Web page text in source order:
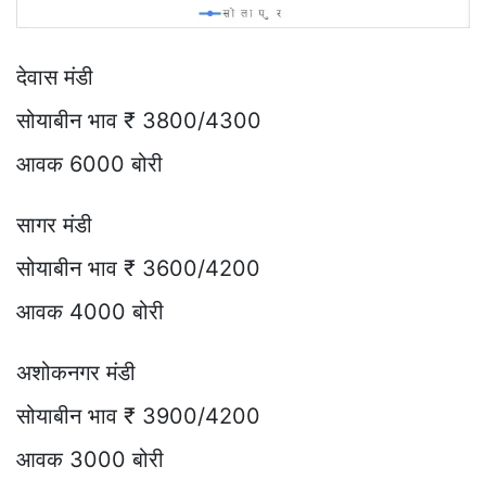
देवास मंडी
सोयाबीन भाव ₹ 3800/4300
आवक 6000 बोरी
सागर मंडी
सोयाबीन भाव ₹ 3600/4200
आवक 4000 बोरी
अशोकनगर मंडी
सोयाबीन भाव ₹ 3900/4200
आवक 3000 बोरी